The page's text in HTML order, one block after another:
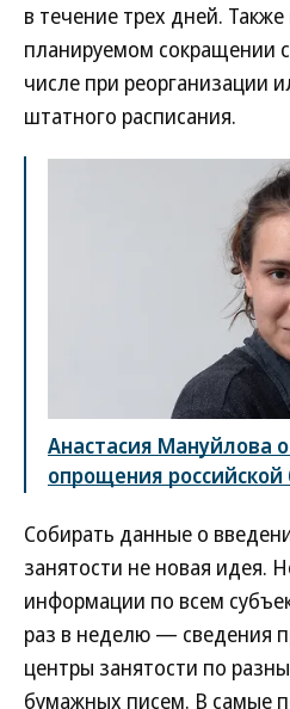
в течение трех дней.
планируемом сокращении
числе при реорганизации
штатного расписания.
Анастасия Мануйлова
опрощения
Собирать данные о
занятости не новая идея.
информации по всем
раз в неделю — сведения
центры занятости по
бумажных писем. В самые